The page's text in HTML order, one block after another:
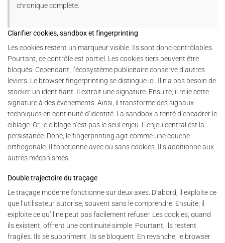
chronique complète.
Clarifier cookies, sandbox et fingerprinting
Les cookies restent un marqueur visible. Ils sont donc contrôlables.
Pourtant, ce contrôle est partiel. Les cookies tiers peuvent être
bloqués. Cependant, l’écosystème publicitaire conserve d’autres
leviers. Le browser fingerprinting se distingue ici. Il n’a pas besoin de
stocker un identifiant. Il extrait une signature. Ensuite, il relie cette
signature à des événements. Ainsi, il transforme des signaux
techniques en continuité d’identité. La sandbox a tenté d’encadrer le
ciblage. Or, le ciblage n’est pas le seul enjeu. L’enjeu central est la
persistance. Donc, le fingerprinting agit comme une couche
orthogonale. Il fonctionne avec ou sans cookies. Il s’additionne aux
autres mécanismes.
Double trajectoire du traçage
Le traçage moderne fonctionne sur deux axes. D’abord, il exploite ce
que l’utilisateur autorise, souvent sans le comprendre. Ensuite, il
exploite ce qu’il ne peut pas facilement refuser. Les cookies, quand
ils existent, offrent une continuité simple. Pourtant, ils restent
fragiles. Ils se suppriment. Ils se bloquent. En revanche, le browser